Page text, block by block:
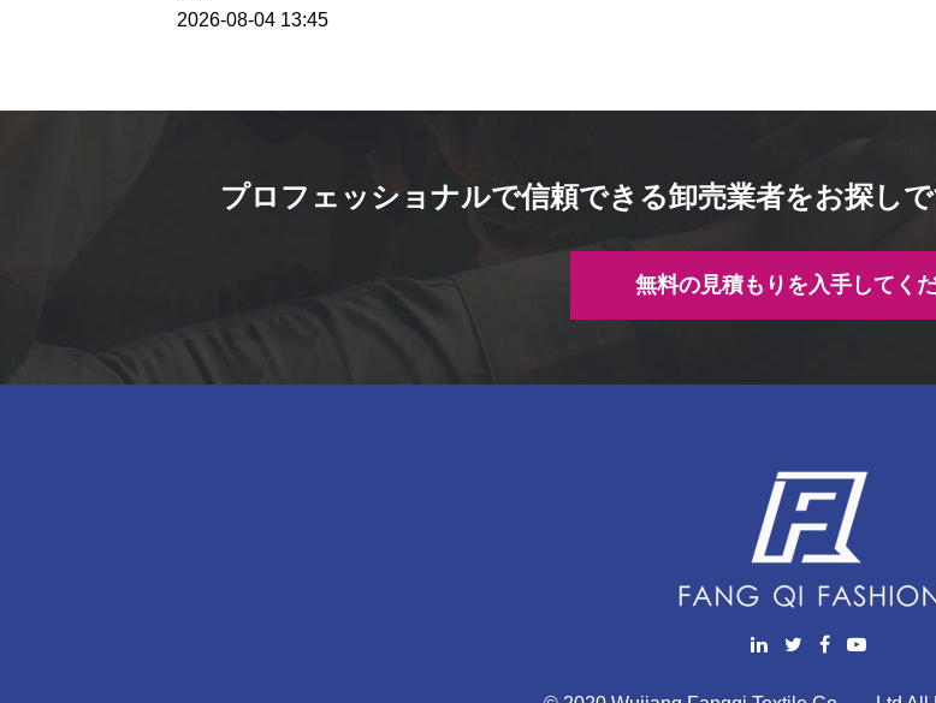
2026-08-04 13:45
プロフェッショナルで信頼できる卸売業者をお探し
無料の見積もりを入手してく